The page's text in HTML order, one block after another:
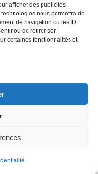
afficher des publicités
nous permettra de
de navigation ou les ID
ou de retirer son
certaines fonctionnalités et